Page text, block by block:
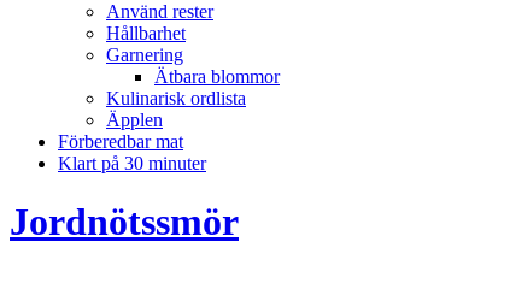
Använd rester
Hållbarhet
Garnering
Ätbara blommor
Kulinarisk ordlista
Äpplen
Förberedbar mat
Klart på 30 minuter
Jordnötssmör